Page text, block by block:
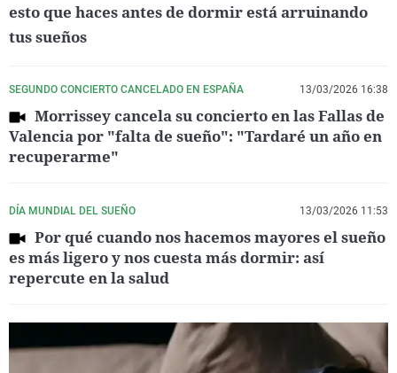
esto que haces antes de dormir está arruinando
tus sueños
SEGUNDO CONCIERTO CANCELADO EN ESPAÑA 13/03/2026 16:38
Morrissey cancela su concierto en las Fallas de
Valencia por "falta de sueño": "Tardaré un año en
recuperarme"
DÍA MUNDIAL DEL SUEÑO 13/03/2026 11:53
Por qué cuando nos hacemos mayores el sueño
es más ligero y nos cuesta más dormir: así
repercute en la salud